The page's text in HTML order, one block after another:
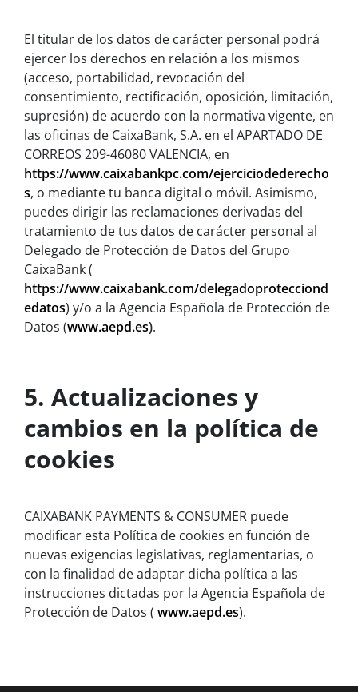
El titular de los datos de carácter personal podrá
ejercer los derechos en relación a los mismos
(acceso, portabilidad, revocación del
consentimiento, rectificación, oposición, limitación,
supresión) de acuerdo con la normativa vigente, en
las oficinas de CaixaBank, S.A. en el APARTADO DE
CORREOS 209-46080 VALENCIA, en
https://www.caixabankpc.com/ejerciciodederecho
s, o mediante tu banca digital o móvil. Asimismo,
puedes dirigir las reclamaciones derivadas del
tratamiento de tus datos de carácter personal al
Delegado de Protección de Datos del Grupo
CaixaBank (
https://www.caixabank.com/delegadoprotecciond
edatos) y/o a la Agencia Española de Protección de
Datos (www.aepd.es).
5. Actualizaciones y
cambios en la política de
cookies
CAIXABANK PAYMENTS & CONSUMER puede
modificar esta Política de cookies en función de
nuevas exigencias legislativas, reglamentarias, o
con la finalidad de adaptar dicha política a las
instrucciones dictadas por la Agencia Española de
Protección de Datos ( www.aepd.es).